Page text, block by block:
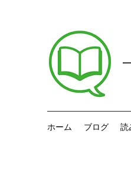
ホーム ブログ 読